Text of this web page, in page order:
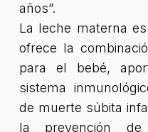
años”.
La leche materna
ofrece la
para el bebé,
sistema
de muerte súbita
la prevención